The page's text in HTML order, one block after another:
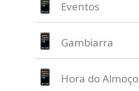
Eventos
Gambiarra
Hora do Almoço